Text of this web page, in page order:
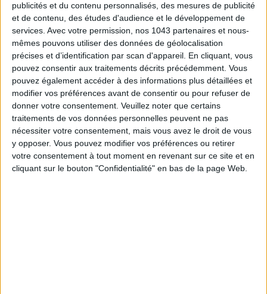
publicités et du contenu personnalisés, des mesures de publicité
et de contenu, des études d'audience et le développement de
services. Avec votre permission, nos 1043 partenaires et nous-
mêmes pouvons utiliser des données de géolocalisation
précises et d’identification par scan d'appareil. En cliquant, vous
pouvez consentir aux traitements décrits précédemment. Vous
pouvez également accéder à des informations plus détaillées et
modifier vos préférences avant de consentir ou pour refuser de
donner votre consentement. Veuillez noter que certains
traitements de vos données personnelles peuvent ne pas
nécessiter votre consentement, mais vous avez le droit de vous
y opposer. Vous pouvez modifier vos préférences ou retirer
votre consentement à tout moment en revenant sur ce site et en
cliquant sur le bouton "Confidentialité" en bas de la page Web.
LES PLUS BEAUX BAGAGES POUR VOYAGER AVEC STYLE